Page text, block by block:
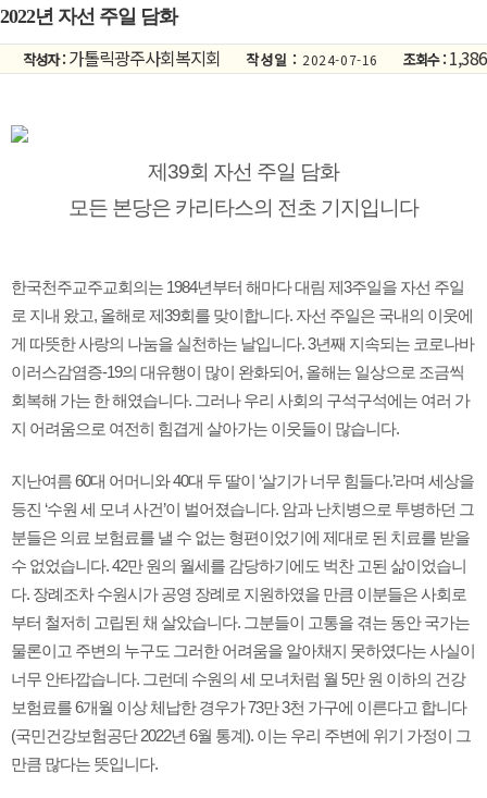
2022년 자선 주일 담화
작성자 :가톨릭광주사회복지회 작성일 : 2024-07-16 조회수 :1,386
제39회 자선 주일 담화
모든 본당은 카리타스의 전초 기지입니다
한국천주교주교회의는 1984년부터 해마다 대림 제3주일을 자선 주일
로 지내 왔고, 올해로 제39회를 맞이합니다. 자선 주일은 국내의 이웃에
게 따뜻한 사랑의 나눔을 실천하는 날입니다. 3년째 지속되는 코로나바
이러스감염증-19의 대유행이 많이 완화되어, 올해는 일상으로 조금씩
회복해 가는 한 해였습니다. 그러나 우리 사회의 구석구석에는 여러 가
지 어려움으로 여전히 힘겹게 살아가는 이웃들이 많습니다.
지난여름 60대 어머니와 40대 두 딸이 ‘살기가 너무 힘들다.’라며 세상을
등진 ‘수원 세 모녀 사건’이 벌어졌습니다. 암과 난치병으로 투병하던 그
분들은 의료 보험료를 낼 수 없는 형편이었기에 제대로 된 치료를 받을
수 없었습니다. 42만 원의 월세를 감당하기에도 벅찬 고된 삶이었습니
다. 장례조차 수원시가 공영 장례로 지원하였을 만큼 이분들은 사회로
부터 철저히 고립된 채 살았습니다. 그분들이 고통을 겪는 동안 국가는
물론이고 주변의 누구도 그러한 어려움을 알아채지 못하였다는 사실이
너무 안타깝습니다. 그런데 수원의 세 모녀처럼 월 5만 원 이하의 건강
보험료를 6개월 이상 체납한 경우가 73만 3천 가구에 이른다고 합니다
(국민건강보험공단 2022년 6월 통계). 이는 우리 주변에 위기 가정이 그
만큼 많다는 뜻입니다.